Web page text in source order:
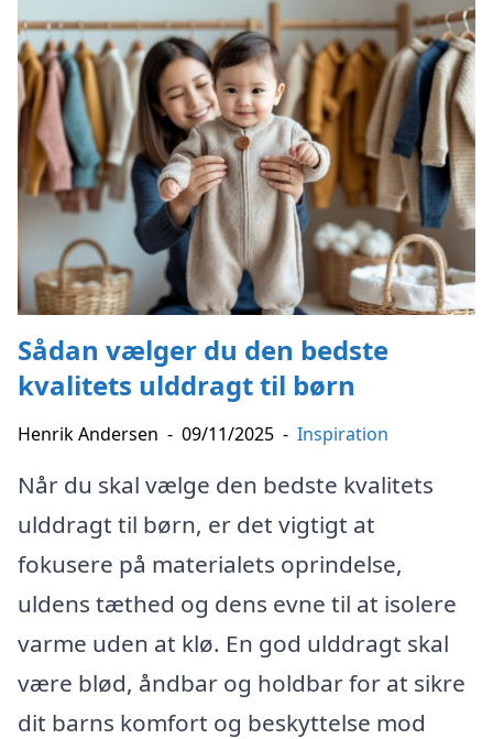
Sådan vælger du den bedste
kvalitets ulddragt til børn
Henrik Andersen - 09/11/2025 - Inspiration
Når du skal vælge den bedste kvalitets
ulddragt til børn, er det vigtigt at
fokusere på materialets oprindelse,
uldens tæthed og dens evne til at isolere
varme uden at klø. En god ulddragt skal
være blød, åndbar og holdbar for at sikre
dit barns komfort og beskyttelse mod